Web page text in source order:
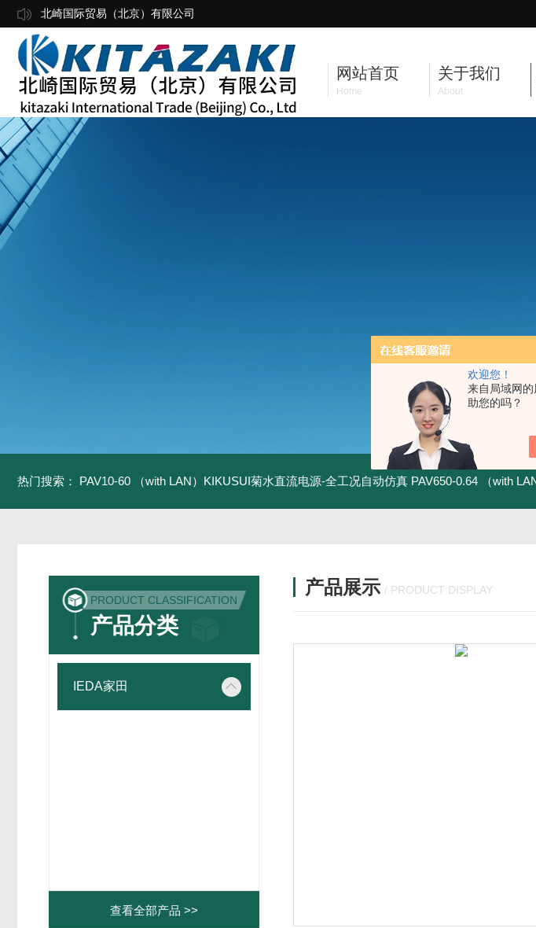
欢迎您！
来自局域网
助您的吗？
北崎国际贸易（北京）有限公司
网站首页
Home
关于我们
About
热门搜索： PAV10-60 （with LAN）KIKUSUI菊水直流电源-全工况自动仿真 PAV650-0.64 （with LAN）
PRODUCT CLASSIFICATION
产品分类
IEDA家田
查看全部产品 >>
产品展示 / PRODUCT DISPLAY